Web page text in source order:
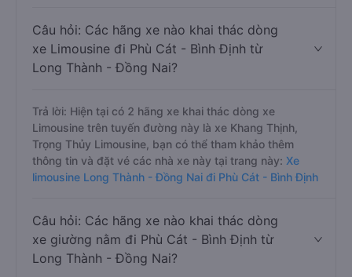
Câu hỏi: Các hãng xe nào khai thác dòng
xe Limousine đi Phù Cát - Bình Định từ
Long Thành - Đồng Nai?
Trả lời: Hiện tại có 2 hãng xe khai thác dòng xe
Limousine trên tuyến đường này là xe Khang Thịnh,
Trọng Thủy Limousine, bạn có thể tham khảo thêm
thông tin và đặt vé các nhà xe này tại trang này: Xe
limousine Long Thành - Đồng Nai đi Phù Cát - Bình Định
Câu hỏi: Các hãng xe nào khai thác dòng
xe giường nằm đi Phù Cát - Bình Định từ
Long Thành - Đồng Nai?